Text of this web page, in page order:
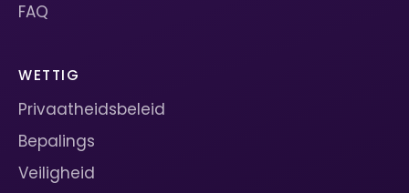
FAQ
WETTIG
Privaatheidsbeleid
Bepalings
Veiligheid